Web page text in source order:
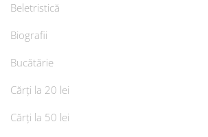
Beletristică
Biografii
Bucătărie
Cărți la 20 lei
Cărți la 50 lei